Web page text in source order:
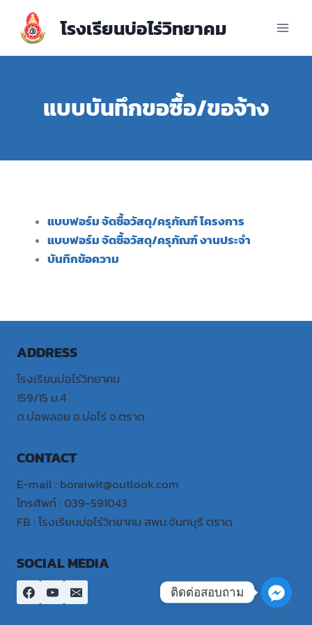
โรงเรียนบ่อไร่วิทยาคม
แบบบันทึกขอซื้อ/ขอจ้าง
แบบฟอร์ม จัดซื้อวัสดุ/ครุภัณฑ์ โครงการ
แบบฟอร์ม จัดซื้อวัสดุ/ครุภัณฑ์ งานประจำ
บันทึกข้อความ
ADDRESS
โรงเรียนบ่อไร่วิทยาคม
159/15 ม.4
ต.บ่อพลอย อ.บ่อไร่ จ.ตราด
CONTACT
E-mail : boraiwit@outlook.com
โทรศัพท์ : 039-591043
FB : โรงเรียนบ่อไร่วิทยาคม สพม.จันทบุรี ตราด
SOCIAL MEDIA
ติดต่อสอบถาม